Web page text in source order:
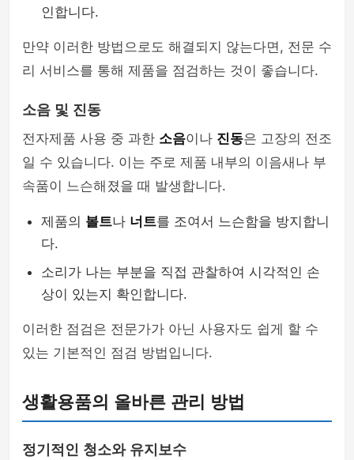
인합니다.
만약 이러한 방법으로도 해결되지 않는다면, 전문 수
리 서비스를 통해 제품을 점검하는 것이 좋습니다.
소음 및 진동
전자제품 사용 중 과한 소음이나 진동은 고장의 전조
일 수 있습니다. 이는 주로 제품 내부의 이음새나 부
속품이 느슨해졌을 때 발생합니다.
제품의 볼트나 너트를 조여서 느슨함을 방지합니
다.
소리가 나는 부분을 직접 관찰하여 시각적인 손
상이 있는지 확인합니다.
이러한 점검은 전문가가 아닌 사용자도 쉽게 할 수
있는 기본적인 점검 방법입니다.
생활용품의 올바른 관리 방법
정기적인 청소와 유지보수